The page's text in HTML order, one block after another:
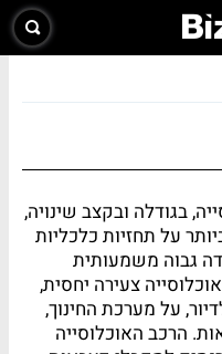
בגודלה ובקצב שינויה,
על תחזיות כלכליות
גבוה משמעותית
צעירה יחסית,
על מערכת החינוך,
הרכב האוכלוסייה